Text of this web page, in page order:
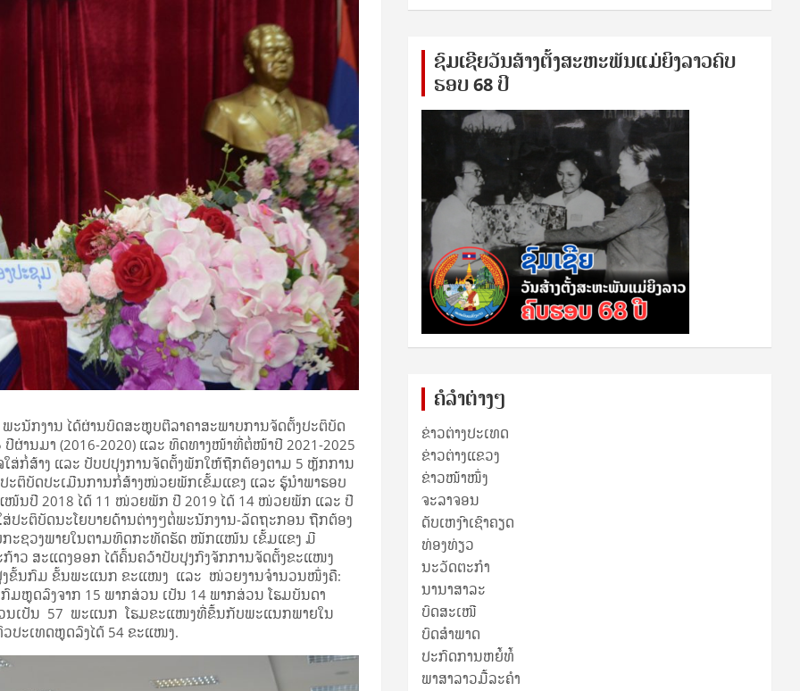
ກງານ ໄດ້ຜ່ານບົດສະຫຼຸບຕີລາຄາສະພາບການຈັດຕັ້ງປະຕິບັດ
ຜ່ານມາ (2016-2020) ແລະ ທິດທາງໜ້າທີ່ຕໍ່ໜ້າປີ 2021-2025
ສ່ກໍ່ສ້າງ ແລະ ປັບປປຸງການຈັດຕັ້ງພັກໃຫ້ຖືກຕ້ອງຕາມ 5 ຫຼັກການ
ະຕິບັດປະເມີນການກໍ່ສ້າງໜ່ວຍພັກເຂັ້ມແຂງ ແລະ ຮູ້ນໍາພາຮອບ
ປີ 2018 ໄດ້ 11 ໜ່ວຍພັກ ປີ 2019 ໄດ້ 14 ໜ່ວຍພັກ ແລະ ປີ
ປະຕິບັດນະໂຍບາຍດ້ານຕ່າງໆຕໍ່ພະນັກງານ-ລັດຖະກອນ ຖືກຕ້ອງ
ກະຊວງພາຍໃນຕາມທິດກະທັດຮັດ ໜັກແໜ້ນ ເຂັ້ມແຂງ ມີ
ວ ສະແດງອອກ ໄດ້ຄົ້ນຄວ້າປັບປຸງກົງຈັກການຈັດຕັ້ງຂະແໜງ
ງຂັ້ນກົມ ຂັ້ນພະແນກ ຂະແໜງ ແລະ ໜ່ວຍງານຈໍານວນໜຶ່ງຄື:
ຫຼຸດລົງຈາກ 15 ພາກສ່ວນ ເປັນ 14 ພາກສ່ວນ ໂຮມບັນດາ
ນເປັນ 57 ພະແນກ ໂຮມຂະແໜງທີ່ຂຶ້ນກັບພະແນກພາຍໃນ
ປະເທດຫຼຸດລົງໄດ້ 54 ຂະແໜງ.
ຊົ​ມ​ເຊີຍ​ວັນ​ສ້າງ​ຕັ້ງ​ສະ​ຫະ​ພັນ​ແມ່​ຍິງ​​ລາວຄົບ​
ຮອບ 68 ປິ
ຄໍລຳຕ່າງໆ
ຂ່າວຕ່າງປະເທດ
ຂ່າວ​ຕ່າງ​ແຂວງ
ຂ່າວໜ້າໜຶ່ງ
ຈະລາຈອນ
ດັບເຫງົາເຊົາຄຽດ
ທ່ອງທ່ຽວ
ນະວັດຕະກໍາ
ນານາສາລະ
ບົດສະເໜີ
ບົດສໍາພາດ
ປະກົດການຫຍໍ້ທໍ້
ພາສາລາວມື້ລະຄຳ